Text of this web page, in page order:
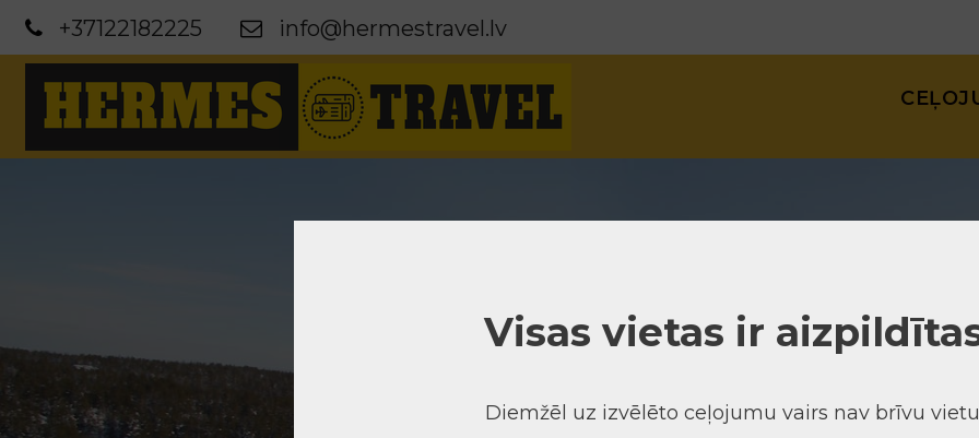
+37122182225 info@hermestravel.lv
Visas vietas ir
Diemžēl uz izvēlēto ceļojumu vairs nav brīvu